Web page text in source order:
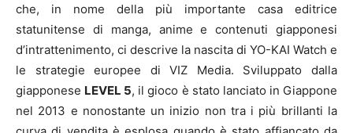
che, in nome della più importante casa editrice
statunitense di manga, anime e contenuti giapponesi
d’intrattenimento, ci descrive la nascita di YO-KAI Watch e
le strategie europee di VIZ Media. Sviluppato dalla
giapponese LEVEL 5, il gioco è stato lanciato in Giappone
nel 2013 e nonostante un inizio non tra i più brillanti la